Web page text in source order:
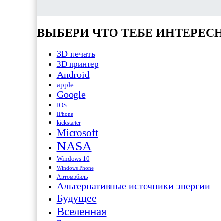
ВЫБЕРИ ЧТО ТЕБЕ
3D печать
3D принтер
Android
apple
Google
IOS
IPhone
kickstarter
Microsoft
NASA
Windows 10
Windows Phone
Автомобиль
Альтернативные источники энергии
Будущее
Вселенная